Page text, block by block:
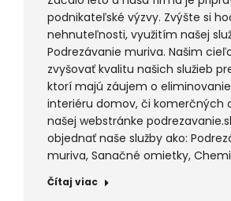
podnikateľské výzvy. Zvýšte si
nehnuteľnosti, využitím našej
Podrezávanie muriva. Našim
zvyšovať kvalitu našich služieb
ktorí majú záujem o
interiéru domov, či komerčných
našej webstránke
objednať naše služby ako:
muriva, Sanačné omietky,
Čítaj viac